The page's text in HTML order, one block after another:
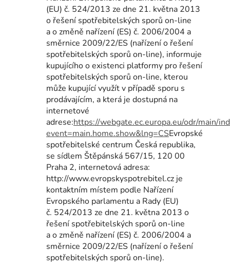
(EU) č. 524/2013 ze dne 21. května 2013
o řešení spotřebitelských sporů on-line
a o změně nařízení (ES) č. 2006/2004 a
směrnice 2009/22/ES (nařízení o řešení
spotřebitelských sporů on-line), informuje
kupujícího o existenci platformy pro řešení
spotřebitelských sporů on-line, kterou
může kupující využít v případě sporu s
prodávajícím, a která je dostupná na
internetové
adrese:https://webgate.ec.europa.eu/odr/main/
event=main.home.show&lng=CSEvropské
spotřebitelské centrum Česká republika,
se sídlem Štěpánská 567/15, 120 00
Praha 2, internetová adresa:
http://www.evropskyspotrebitel.cz je
kontaktním místem podle Nařízení
Evropského parlamentu a Rady (EU)
č. 524/2013 ze dne 21. května 2013 o
řešení spotřebitelských sporů on-line
a o změně nařízení (ES) č. 2006/2004 a
směrnice 2009/22/ES (nařízení o řešení
spotřebitelských sporů on-line).